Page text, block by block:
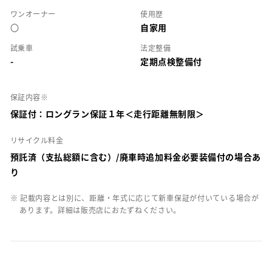
ワンオーナー
○
使用歴
自家用
試乗車
-
法定整備
定期点検整備付
保証内容※
保証付：ロングラン保証１年＜走行距離無制限＞
リサイクル料金
預託済（支払総額に含む）/廃車時追加料金必要装備付の場合あ
り
※ 記載内容とは別に、距離・年式に応じて新車保証が付いている場合が
あります。詳細は販売店におたずねください。